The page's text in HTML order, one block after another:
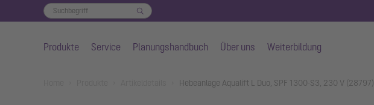
Produkte Service Planungshandbuch Über uns Weiterbildung
Hebeanlage Aqualift L Duo, SPF 1300-S3, 230 V (28797)